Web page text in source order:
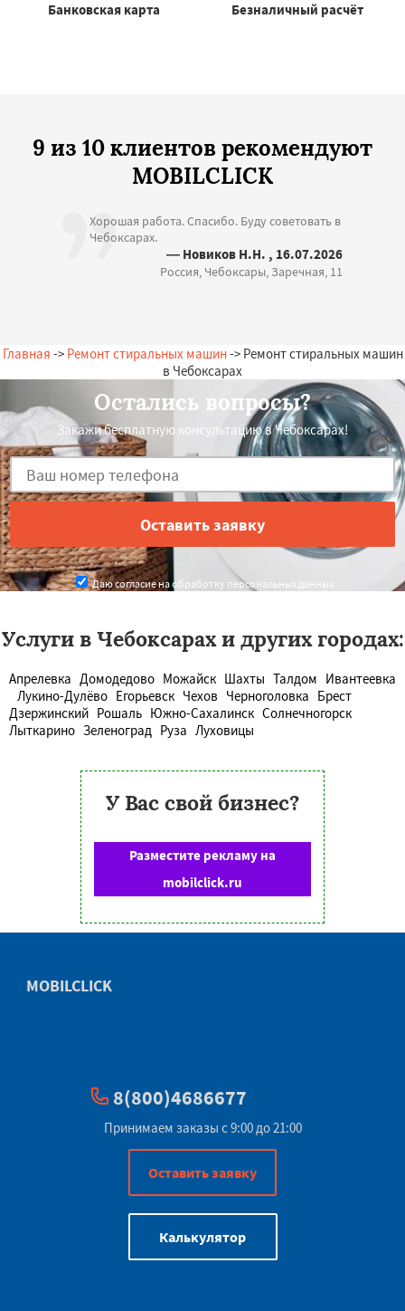
Банковская карта Безналичный расчёт
9 из 10 клиентов рекомендуют
MOBILCLICK
Хорошая работа. Спасибо. Буду советовать в
Чебоксарах.
— Новиков Н.Н. , 16.07.2026
Россия, Чебоксары, Заречная, 11
Главная -> Ремонт стиральных машин-> Ремонт стиральных машин
в Чебоксарах
Остались вопросы?
Закажи бесплатную консультацию в Чебоксарах!
Даю согласие на обработку персональных данных
Услуги в Чебоксарах и других городах:
Апрелевка Домодедово Можайск Шахты Талдом Ивантеевка
Лукино-Дулёво Егорьевск Чехов Черноголовка Брест
Дзержинский Рошаль Южно-Сахалинск Солнечногорск
Лыткарино Зеленоград Руза Луховицы
У Вас свой бизнес?
Разместите рекламу на
mobilclick.ru
MOBILCLICK
8(800)4686677
Принимаем заказы с 9:00 до 21:00
Оставить заявку
Калькулятор